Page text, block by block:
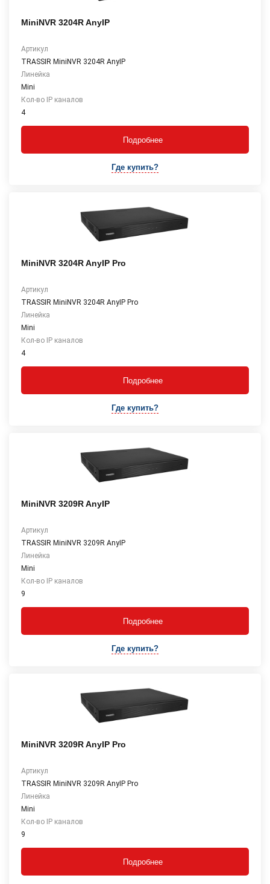
MiniNVR 3204R AnyIP
Артикул
TRASSIR MiniNVR 3204R AnyIP
Линейка
Mini
Кол-во IP каналов
4
Подробнее
Где купить?
MiniNVR 3204R AnyIP Pro
Артикул
TRASSIR MiniNVR 3204R AnyIP Pro
Линейка
Mini
Кол-во IP каналов
4
Подробнее
Где купить?
MiniNVR 3209R AnyIP
Артикул
TRASSIR MiniNVR 3209R AnyIP
Линейка
Mini
Кол-во IP каналов
9
Подробнее
Где купить?
MiniNVR 3209R AnyIP Pro
Артикул
TRASSIR MiniNVR 3209R AnyIP Pro
Линейка
Mini
Кол-во IP каналов
9
Подробнее